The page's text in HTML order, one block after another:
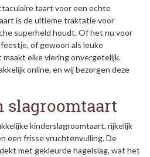
taart voor een echte
is de ultieme traktatie voor
superheld houdt. Of het nu voor
of gewoon als leuke
elke viering onvergetelijk.
online, en wij bezorgen deze
slagroomtaart
kinderslagroomtaart, rijkelijk
een frisse vruchtenvulling. De
met gekleurde hagelslag, wat het